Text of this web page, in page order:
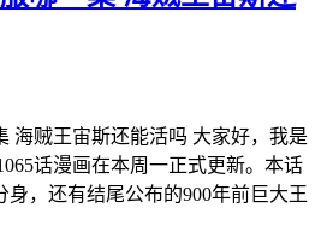
海贼王宙斯还能活吗 大家好，我是
话漫画在本周一正式更新。本话
，还有结尾公布的900年前巨大王